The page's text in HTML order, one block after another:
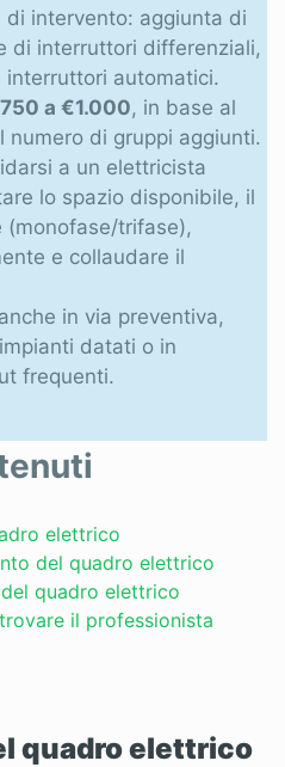
di intervento: aggiunta di
di interruttori differenziali,
interruttori automatici.
a €1.000, in base al
numero di gruppi aggiunti.
a un elettricista
lo spazio disponibile, il
(monofase/trifase),
e collaudare il
in via preventiva,
datati o in
frequenti.
elettrico
del quadro elettrico
quadro elettrico
il professionista
quadro elettrico